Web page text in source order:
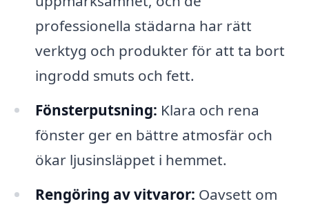
professionella städarna har rätt
verktyg och produkter för att ta bort
ingrodd smuts och fett.
Fönsterputsning: Klara och rena
fönster ger en bättre atmosfär och
ökar ljusinsläppet i hemmet.
Rengöring av vitvaror: Oavsett om